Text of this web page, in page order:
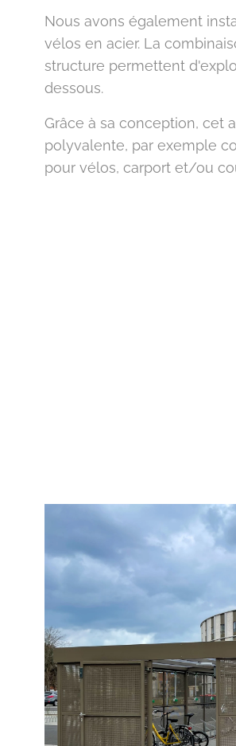
Nous avons également
vélos en acier. La
structure permettent
dessous.
Grâce à sa conception, cet
polyvalente, par exemple
pour vélos, carport et/ou